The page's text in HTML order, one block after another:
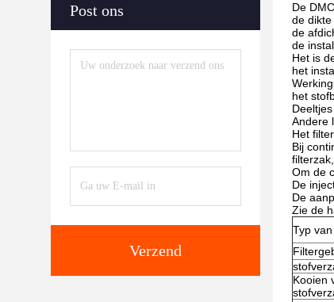
Post ons
Verzend
De
de
de
de
Het is
het
het
Andere
Het
Bij
Om de
De
De
Zie de
Typ
Kooien